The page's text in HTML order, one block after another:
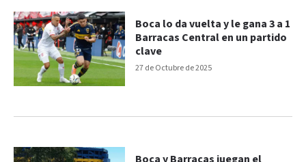
27 de Octubre de 2025
Boca lo da vuelta y le gana 3 a 1
Barracas Central en un partido
clave